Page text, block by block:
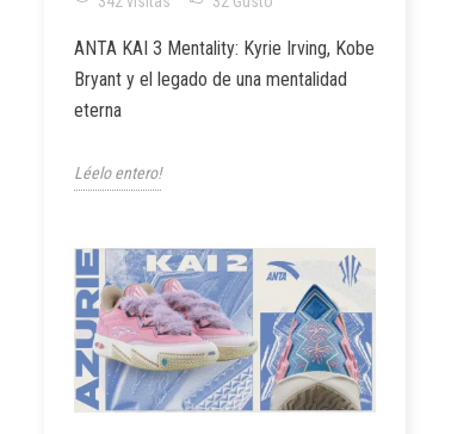
ANTA KAI 3 Mentality: Kyrie Irving, Kobe
Bryant y el legado de una mentalidad
eterna
Léelo entero!